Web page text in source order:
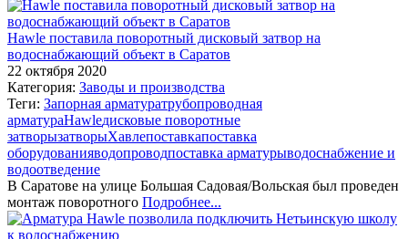
Hawle поставила поворотный дисковый затвор на
водоснабжающий объект в Саратов
22 октября 2020
Категория: Заводы и производства
Теги: Запорная арматуратрубопроводная
арматураHawleдисковые поворотные
затворызатворыХавлепоставкапоставка
оборудованияводопроводпоставка арматурыводоснабжение и
водоотведение
В Саратове на улице Большая Садовая/Вольская был проведен
монтаж поворотного Подробнее...